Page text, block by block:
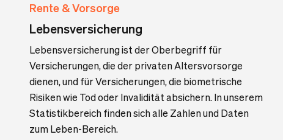
Rente & Vorsorge
Lebensversicherung
Lebensversicherung ist der Oberbegriff für
Versicherungen, die der privaten Altersvorsorge
dienen, und für Versicherungen, die biometrische
Risiken wie Tod oder Invalidität absichern. In unserem
Statistikbereich finden sich alle Zahlen und Daten
zum Leben-Bereich.